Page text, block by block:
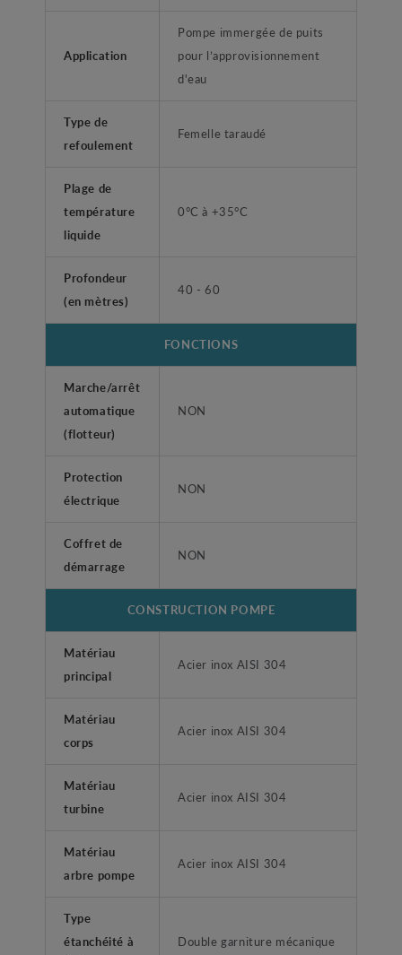
Application
Pompe immergée de puits
pour l’approvisionnement
d'eau
Type de
refoulement
Femelle taraudé
Plage de
température
liquide
0°C à +35°C
Profondeur
(en mètres)
40 - 60
FONCTIONS
Marche/arrêt
automatique
(flotteur)
NON
Protection
électrique
NON
Coffret de
démarrage
NON
CONSTRUCTION POMPE
Matériau
principal
Acier inox AISI 304
Matériau
corps
Acier inox AISI 304
Matériau
turbine
Acier inox AISI 304
Matériau
arbre pompe
Acier inox AISI 304
Type
étanchéité à
Double garniture mécanique